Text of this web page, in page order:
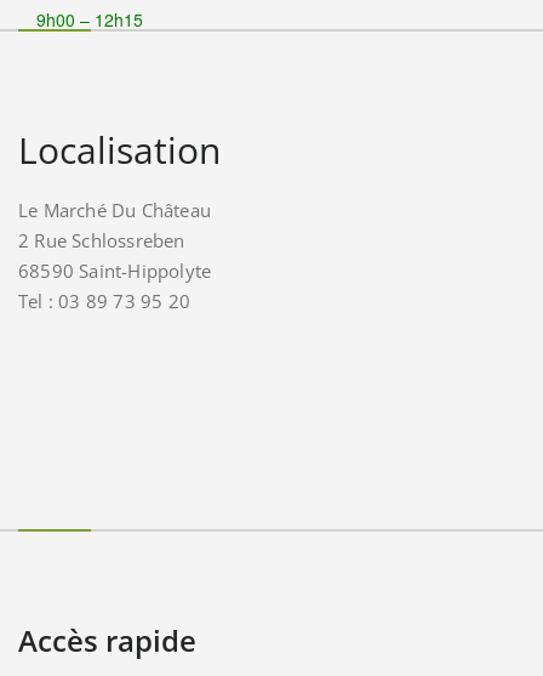
9h00 – 12h15
Localisation
Le Marché Du Château
2 Rue Schlossreben
68590 Saint-Hippolyte
Tel : 03 89 73 95 20
Accès rapide